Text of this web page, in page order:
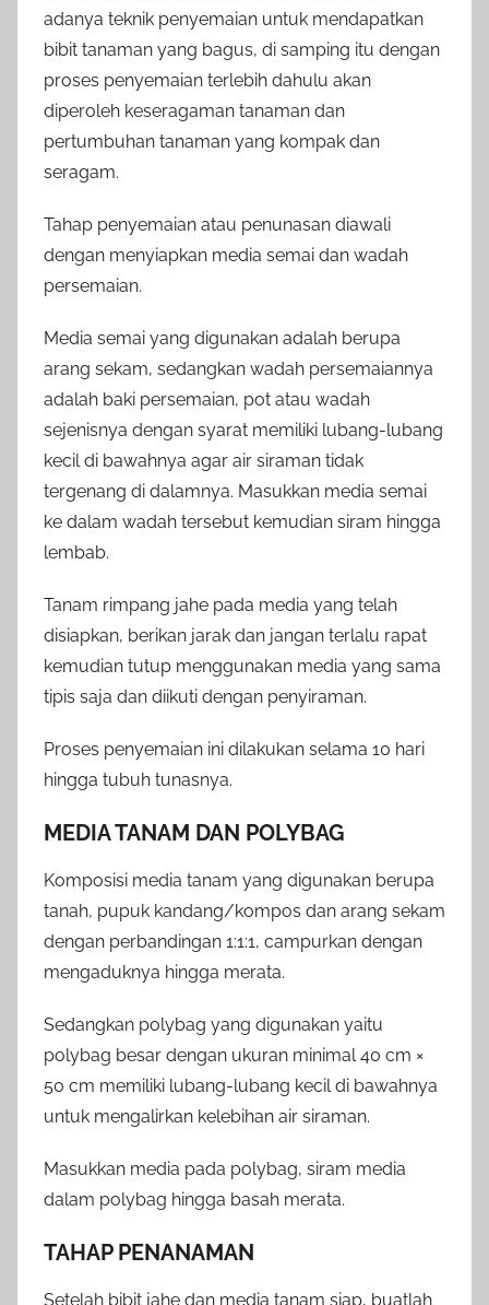
adanya teknik penyemaian untuk mendapatkan
bibit tanaman yang bagus, di samping itu dengan
proses penyemaian terlebih dahulu akan
diperoleh keseragaman tanaman dan
pertumbuhan tanaman yang kompak dan
seragam.
Tahap penyemaian atau penunasan diawali
dengan menyiapkan media semai dan wadah
persemaian.
Media semai yang digunakan adalah berupa
arang sekam, sedangkan wadah persemaiannya
adalah baki persemaian, pot atau wadah
sejenisnya dengan syarat memiliki lubang-lubang
kecil di bawahnya agar air siraman tidak
tergenang di dalamnya. Masukkan media semai
ke dalam wadah tersebut kemudian siram hingga
lembab.
Tanam rimpang jahe pada media yang telah
disiapkan, berikan jarak dan jangan terlalu rapat
kemudian tutup menggunakan media yang sama
tipis saja dan diikuti dengan penyiraman.
Proses penyemaian ini dilakukan selama 10 hari
hingga tubuh tunasnya.
MEDIA TANAM DAN POLYBAG
Komposisi media tanam yang digunakan berupa
tanah, pupuk kandang/kompos dan arang sekam
dengan perbandingan 1:1:1, campurkan dengan
mengaduknya hingga merata.
Sedangkan polybag yang digunakan yaitu
polybag besar dengan ukuran minimal 40 cm ×
50 cm memiliki lubang-lubang kecil di bawahnya
untuk mengalirkan kelebihan air siraman.
Masukkan media pada polybag, siram media
dalam polybag hingga basah merata.
TAHAP PENANAMAN
Setelah bibit jahe dan media tanam siap, buatlah